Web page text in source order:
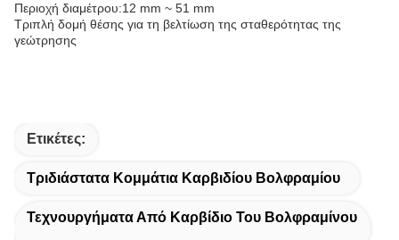
Περιοχή διαμέτρου:12 mm ~ 51 mm
Τριπλή δομή θέσης για τη βελτίωση της σταθερότητας της
γεώτρησης
Ετικέτες:
Τριδιάστατα Κομμάτια Καρβιδίου Βολφραμίου
Τεχνουργήματα Από Καρβίδιο Του Βολφραμίνου